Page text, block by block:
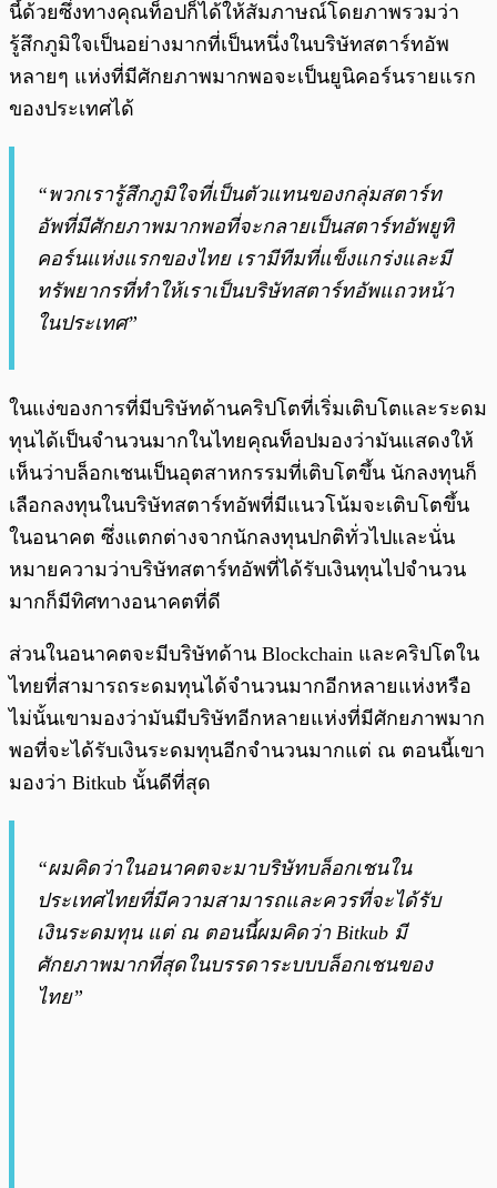
นี้ด้วยซึ่งทางคุณท็อปก็ได้ให้สัมภาษณ์โดยภาพรวมว่า
รู้สึกภูมิใจเป็นอย่างมากที่เป็นหนึ่งในบริษัทสตาร์ทอัพ
หลายๆ แห่งที่มีศักยภาพมากพอจะเป็นยูนิคอร์นรายแรก
ของประเทศได้
“พวกเรารู้สึกภูมิใจที่เป็นตัวแทนของกลุ่มสตาร์ท
อัพที่มีศักยภาพมากพอที่จะกลายเป็นสตาร์ทอัพยูทิ
คอร์นแห่งแรกของไทย เรามีทีมที่แข็งแกร่งและมี
ทรัพยากรที่ทำให้เราเป็นบริษัทสตาร์ทอัพแถวหน้า
ในประเทศ”
ในแง่ของการที่มีบริษัทด้านคริปโตที่เริ่มเติบโตและระดม
ทุนได้เป็นจำนวนมากในไทยคุณท็อปมองว่ามันแสดงให้
เห็นว่าบล็อกเชนเป็นอุตสาหกรรมที่เติบโตขึ้น นักลงทุนก็
เลือกลงทุนในบริษัทสตาร์ทอัพที่มีแนวโน้มจะเติบโตขึ้น
ในอนาคต ซึ่งแตกต่างจากนักลงทุนปกติทั่วไปและนั่น
หมายความว่าบริษัทสตาร์ทอัพที่ได้รับเงินทุนไปจำนวน
มากก็มีทิศทางอนาคตที่ดี
ส่วนในอนาคตจะมีบริษัทด้าน Blockchain และคริปโตใน
ไทยที่สามารถระดมทุนได้จำนวนมากอีกหลายแห่งหรือ
ไม่นั้นเขามองว่ามันมีบริษัทอีกหลายแห่งที่มีศักยภาพมาก
พอที่จะได้รับเงินระดมทุนอีกจำนวนมากแต่ ณ ตอนนี้เขา
มองว่า Bitkub นั้นดีที่สุด
“ผมคิดว่าในอนาคตจะมาบริษัทบล็อกเชนใน
ประเทศไทยที่มีความสามารถและควรที่จะได้รับ
เงินระดมทุน แต่ ณ ตอนนี้ผมคิดว่า Bitkub มี
ศักยภาพมากที่สุดในบรรดาระบบบล็อกเชนของ
ไทย”